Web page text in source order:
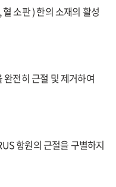
소판 ) 한의 소재의 활성
전히 근절 및 제거하여
항원의 근절을 구별하지